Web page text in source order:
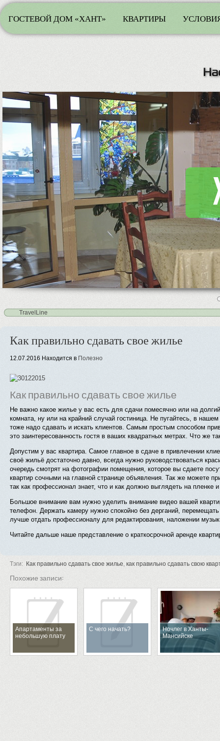
ГОСТЕВОЙ ДОМ «ХАНТ» КВАРТИРЫ
TravelLine
Как правильно сдавать свое жилье
12.07.2016 Находится в Полезно
Как правильно сдавать свое жилье
Не важно какое жилье у вас есть для сдачи помесячно или на
комната, ну или на крайний случай гостиница. Не пугайтесь, в
тоже надо сдавать и искать клиентов. Самым простым способом
это заинтересованность гостя в ваших квадратных метрах. Что же
Допустим у вас квартира. Самое главное в сдаче в привлечении
своё жильё достаточно давно, всегда нужно руководствоваться
очередь смотрят на фотографии помещения, которое вы сдаете
квартир сочными на главной странице объявления. Так же можете
так как профессионал знает, что и как должно выглядеть на пленке
Большое внимание вам нужно уделить внимание видео вашей
телефон. Держать камеру нужно спокойно без дерганий,
лучше отдать профессионалу для редактирования, наложении
Читайте дальше наше представление о краткосрочной аренде
Тэги: Как правильно сдавать свое жилье, как правильно сдавать свою
Похожие записи:
Апартаменты за
небольшую плату
С чего начать?
Ночлег в Ханты-
Мансийске